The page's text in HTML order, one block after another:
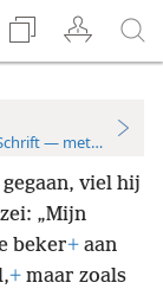
— met
viel hij
„Mijn
beker+ aan
+ maar zoals